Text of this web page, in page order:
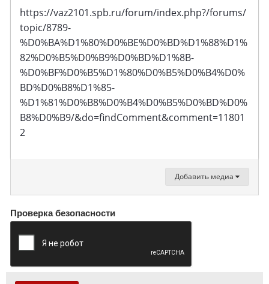
https://vaz2101.spb.ru/forum/index.php?/forums/
topic/8789-
%D0%BA%D1%80%D0%BE%D0%BD%D1%88%D1%
82%D0%B5%D0%B9%D0%BD%D1%8B-
%D0%BF%D0%B5%D1%80%D0%B5%D0%B4%D0%
BD%D0%B8%D1%85-
%D1%81%D0%B8%D0%B4%D0%B5%D0%BD%D0%
B8%D0%B9/&do=findComment&comment=11801
2
Добавить медиа
Проверка безопасности